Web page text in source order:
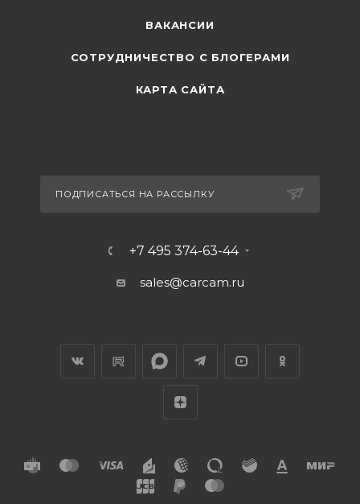
ВАКАНСИИ
СОТРУДНИЧЕСТВО С БЛОГЕРАМИ
КАРТА САЙТА
ПОДПИСАТЬСЯ НА РАССЫЛКУ
+7 495 374-63-44
sales@carcam.ru